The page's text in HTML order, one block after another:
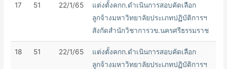
17 51 22/1/65
แต่งตั้งคกก.ดำเนินการสอบคัดเลือก
ลูกจ้างมหาวิทยาลัยประเภทปฏิบัติการฯ
สังกัดสำนักวิชาการวข.นครศรีธรรมราช
18 51 22/1/65
แต่งตั้งคกก.ดำเนินการสอบคัดเลือก
ลูกจ้างมหาวิทยาลัยประเภทปฏิบัติการฯ